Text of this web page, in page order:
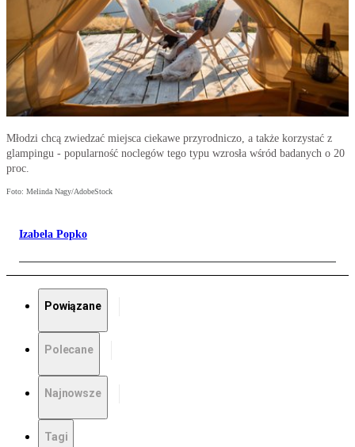
Młodzi chcą zwiedzać miejsca ciekawe przyrodniczo, a także korzystać z
glampingu - popularność noclegów tego typu wzrosła wśród badanych o 20
proc.
Foto: Melinda Nagy/AdobeStock
Izabela Popko
Powiązane
Polecane
Najnowsze
Tagi